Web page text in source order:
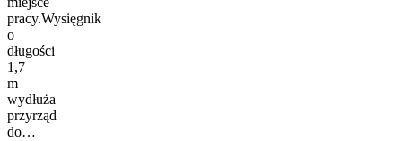
pracy.Wysięgnik
o
długości
1,7
m
wydłuża
przyrząd
do…